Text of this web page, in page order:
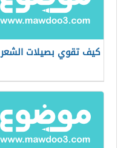
كيف تقوي بصيلات الشعر